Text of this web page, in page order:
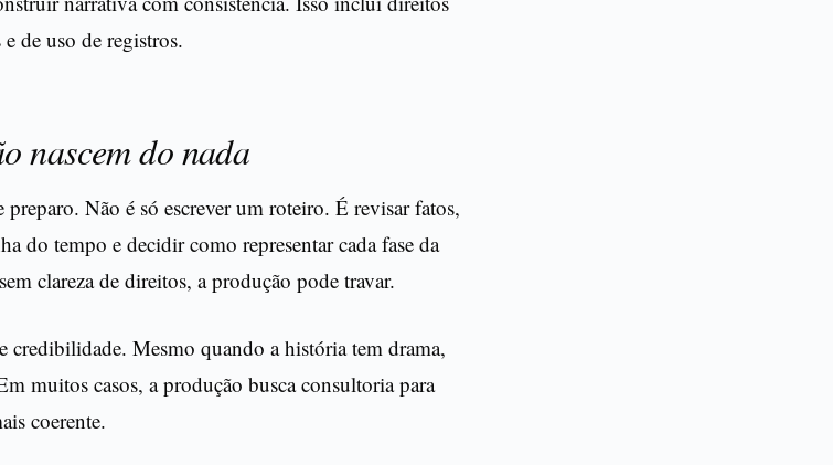
de uso de registros.
nascem do nada
Não é só escrever um roteiro. É revisar fatos,
do tempo e decidir como representar cada fase da
clareza de direitos, a produção pode travar.
credibilidade. Mesmo quando a história tem drama,
muitos casos, a produção busca consultoria para
coerente.